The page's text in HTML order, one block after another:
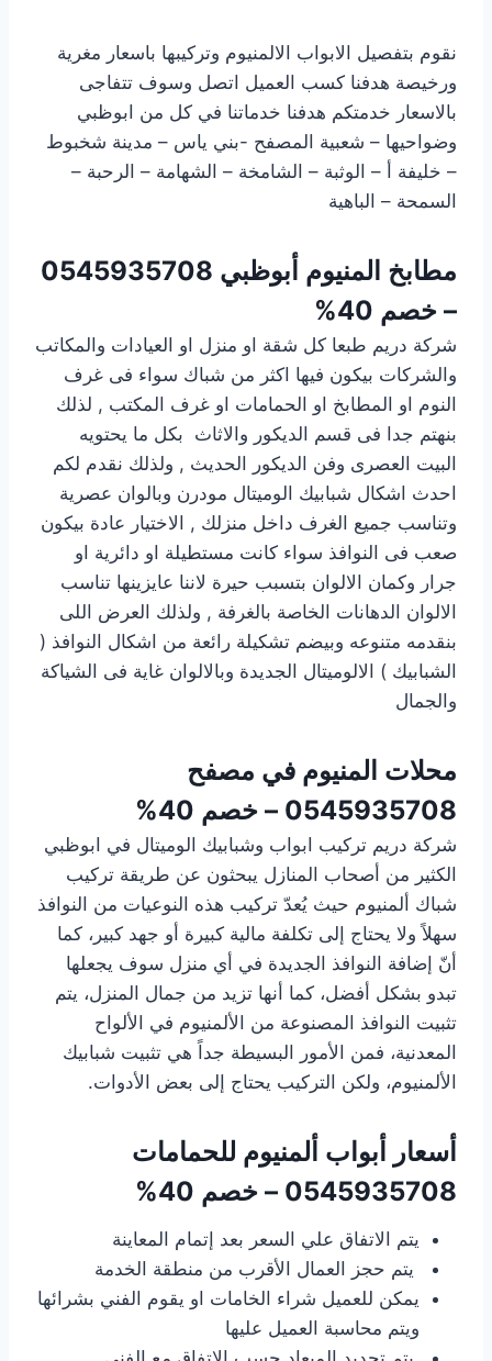
نقوم بتفصيل الابواب الالمنيوم وتركيبها باسعار مغرية
ورخيصة هدفنا كسب العميل اتصل وسوف تتفاجى
بالاسعار خدمتكم هدفنا خدماتنا في كل من ابوظبي
وضواحيها – شعبية المصفح -بني ياس – مدينة شخبوط
– خليفة أ – الوثبة – الشامخة – الشهامة – الرحبة –
السمحة – الباهية
مطابخ المنيوم أبوظبي 0545935708
– خصم 40%
شركة دريم طبعا كل شقة او منزل او العيادات والمكاتب
والشركات بيكون فيها اكثر من شباك سواء فى غرف
النوم او المطابخ او الحمامات او غرف المكتب , لذلك
بنهتم جدا فى قسم الديكور والاثاث بكل ما يحتويه
البيت العصرى وفن الديكور الحديث , ولذلك نقدم لكم
احدث اشكال شبابيك الوميتال مودرن وبالوان عصرية
وتناسب جميع الغرف داخل منزلك , الاختيار عادة بيكون
صعب فى النوافذ سواء كانت مستطيلة او دائرية او
جرار وكمان الالوان بتسبب حيرة لاننا عايزينها تناسب
الالوان الدهانات الخاصة بالغرفة , ولذلك العرض اللى
بنقدمه متنوعه وبيضم تشكيلة رائعة من اشكال النوافذ (
الشبابيك ) الالوميتال الجديدة وبالالوان غاية فى الشياكة
والجمال
محلات المنيوم في مصفح
0545935708 – خصم 40%
شركة دريم تركيب ابواب وشبابيك الوميتال في ابوظبي
الكثير من أصحاب المنازل يبحثون عن طريقة تركيب
شباك ألمنيوم حيث يُعدّ تركيب هذه النوعيات من النوافذ
سهلاً ولا يحتاج إلى تكلفة مالية كبيرة أو جهد كبير، كما
أنّ إضافة النوافذ الجديدة في أي منزل سوف يجعلها
تبدو بشكل أفضل، كما أنها تزيد من جمال المنزل، يتم
تثبيت النوافذ المصنوعة من الألمنيوم في الألواح
المعدنية، فمن الأمور البسيطة جداً هي تثبيت شبابيك
الألمنيوم، ولكن التركيب يحتاج إلى بعض الأدوات.
أسعار أبواب ألمنيوم للحمامات
0545935708 – خصم 40%
يتم الاتفاق علي السعر بعد إتمام المعاينة
يتم حجز العمال الأقرب من منطقة الخدمة
يمكن للعميل شراء الخامات او يقوم الفني بشرائها
ويتم محاسبة العميل عليها